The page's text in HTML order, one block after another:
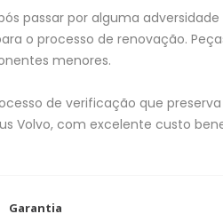
passar por alguma
o processo de renovação.
menores.
de verificação que
Volvo, com excelente custo
Garantia